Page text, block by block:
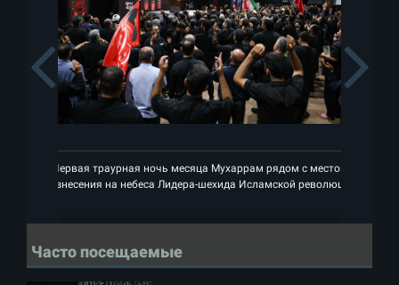
Первая траурная ночь месяца Мухаррам рядом с местом
вознесения на небеса Лидера-шехида Исламской революции
Previous
Часто посещаемые